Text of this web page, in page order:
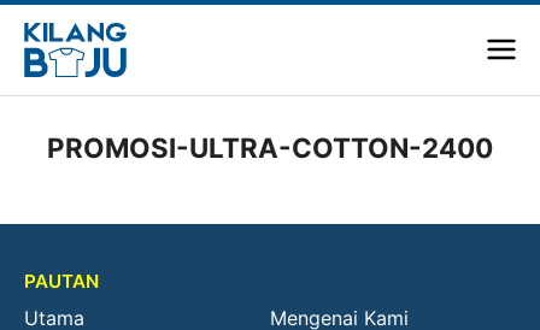
PROMOSI-ULTRA-COTTON-2400
PAUTAN
Utama
Mengenai Kami